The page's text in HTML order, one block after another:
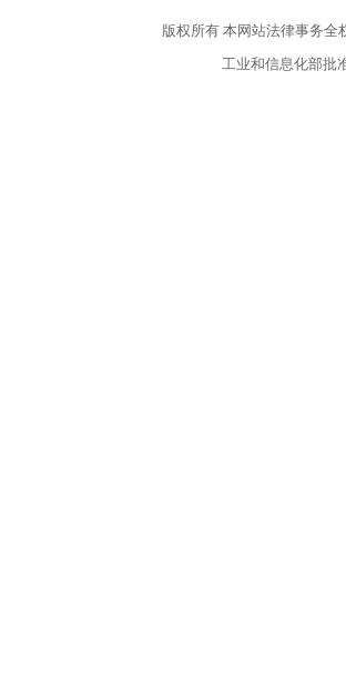
版权所有本网站法律事务全
工业和信息化部批